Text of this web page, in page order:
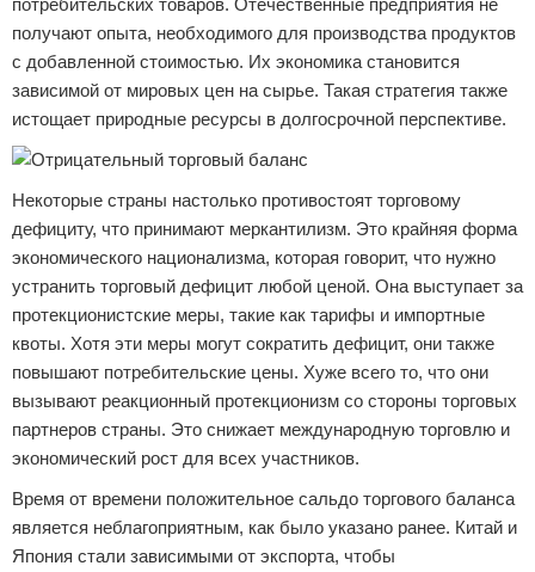
потребительских товаров. Отечественные предприятия не
получают опыта, необходимого для производства продуктов
с добавленной стоимостью. Их экономика становится
зависимой от мировых цен на сырье. Такая стратегия также
истощает природные ресурсы в долгосрочной перспективе.
Некоторые страны настолько противостоят торговому
дефициту, что принимают меркантилизм. Это крайняя форма
экономического национализма, которая говорит, что нужно
устранить торговый дефицит любой ценой. Она выступает за
протекционистские меры, такие как тарифы и импортные
квоты. Хотя эти меры могут сократить дефицит, они также
повышают потребительские цены. Хуже всего то, что они
вызывают реакционный протекционизм со стороны торговых
партнеров страны. Это снижает международную торговлю и
экономический рост для всех участников.
Время от времени положительное сальдо торгового баланса
является неблагоприятным, как было указано ранее. Китай и
Япония стали зависимыми от экспорта, чтобы